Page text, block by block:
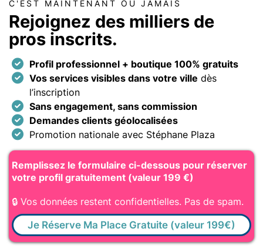
C'EST MAINTENANT OU JAMAIS
Rejoignez des milliers de
pros inscrits.
Profil professionnel + boutique 100% gratuits
Vos services visibles dans votre ville dès
l’inscription
Sans engagement, sans commission
Demandes clients géolocalisées
Promotion nationale avec Stéphane Plaza
Remplissez le formulaire ci-dessous pour réserver
votre profil gratuitement (valeur 199 €)
🔒 Vos données restent confidentielles. Pas de spam.
Je Réserve Ma Place Gratuite (valeur 199€)